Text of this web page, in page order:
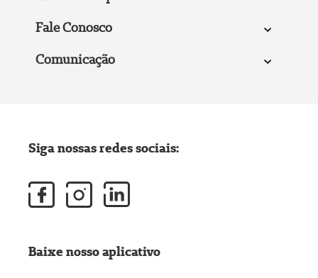
Fale Conosco
Comunicação
Siga nossas redes sociais:
Baixe nosso aplicativo